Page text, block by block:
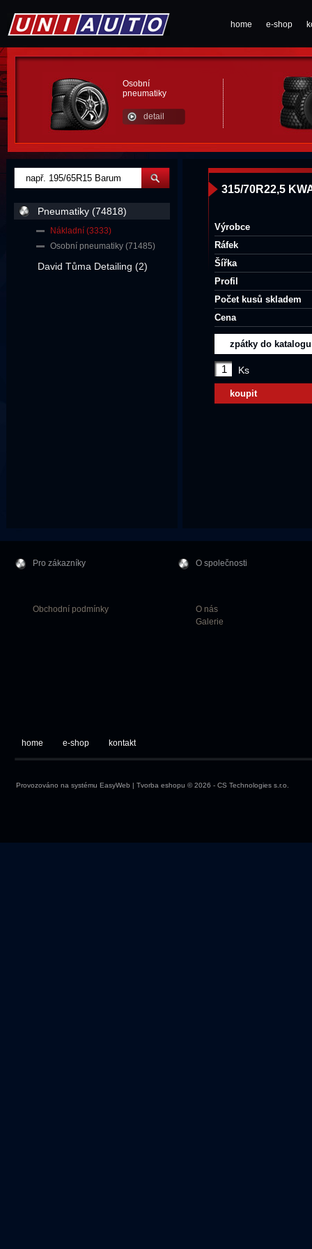
home e-shop
Osobní
pneumatiky
detail
315/70R22,5
Výrobce
Ráfek
Šířka
Profil
Počet kusů skladem
Cena
zpátky do katalogu
Ks
koupit
Pneumatiky (74818)
Nákladní (3333)
Osobní pneumatiky (71485)
David Tůma Detailing (2)
Pro zákazníky
Obchodní podmínky
O společnosti
O nás
Galerie
home e-shop kontakt
Provozováno na systému EasyWeb | Tvorba eshopu © 2026 - CS Technologies s.r.o.